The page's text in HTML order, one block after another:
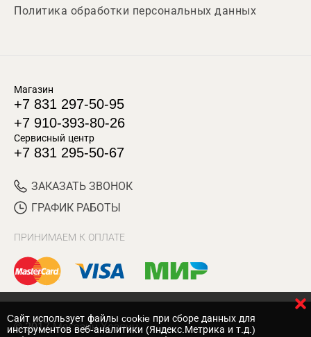
Политика обработки персональных данных
Магазин
+7 831 297-50-95
+7 910-393-80-26
Сервисный центр
+7 831 295-50-67
ЗАКАЗАТЬ ЗВОНОК
ГРАФИК РАБОТЫ
ПРИНИМАЕМ К ОПЛАТЕ
© 2017 Магазин Хозяин
Cайт использует файлы cookie при сборе данных для
инструментов веб-аналитики (Яндекс.Метрика и т.д.)